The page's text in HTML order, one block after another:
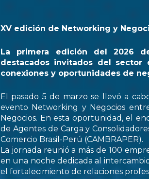
XV edición de Networking y
La primera edición del 2026
destacados invitados del sector
conexiones y oportunidades de
El pasado 5 de marzo se llevó a
evento Networking y Negocios
Negocios. En esta oportunidad, el
de Agentes de Carga y
Comercio Brasil-Perú (CAMBRAPER).
La jornada reunió a más de 100
en una noche dedicada al
el fortalecimiento de relaciones